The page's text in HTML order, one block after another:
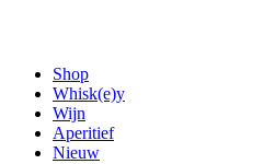
Shop
Whisk(e)y
Wijn
Aperitief
Nieuw